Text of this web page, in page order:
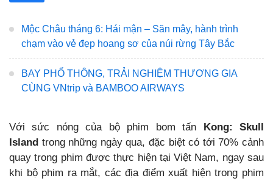
Mộc Châu tháng 6: Hái mận – Săn mây, hành trình
chạm vào vẻ đẹp hoang sơ của núi rừng Tây Bắc
BAY PHỔ THÔNG, TRẢI NGHIỆM THƯƠNG GIA
CÙNG VNtrip và BAMBOO AIRWAYS
Với sức nóng của bộ phim bom tấn Kong:
Skull
Island trong những ngày qua, đặc biệt có tới 70% cảnh
quay trong phim được thực hiện tại Việt Nam, ngay sau
khi bộ phim ra mắt, các địa điểm xuất hiện trong phim